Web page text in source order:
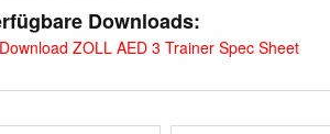
Downloads:
Download ZOLL AED 3 Trainer Spec Sheet